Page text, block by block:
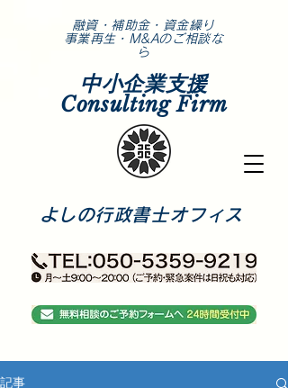
​融資・補助金・資金繰り
事業再生・M&Aのご相談な
ら
中小企業支援
Consulting Firm
​よしの行政書士オフィス
記事